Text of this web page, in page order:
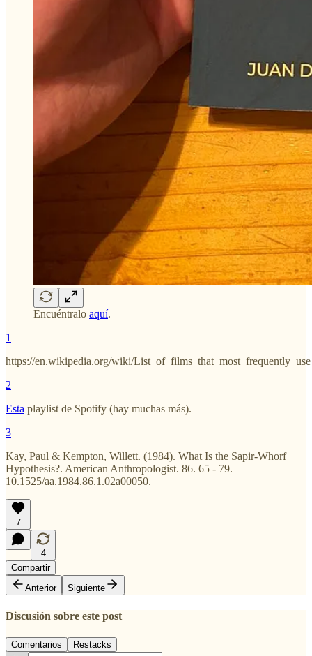
Encuéntralo aquí.
1
https://en.wikipedia.org/wiki/
2
Esta playlist de Spotify (hay muchas más).
3
Kay, Paul & Kempton, Willett. (1984). What Is the Sapir‐Whorf
Hypothesis?. American Anthropologist. 86. 65 - 79.
10.1525/aa.1984.86.1.02a00050.
7
4
Compartir
Anterior
Siguiente
Discusión sobre este post
Comentarios Restacks